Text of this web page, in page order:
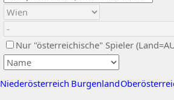
Nur "österreichische" Spieler
Niederösterreich Burgenland